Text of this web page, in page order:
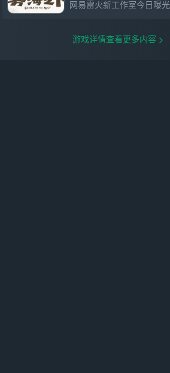
游戏详情查看更多内容